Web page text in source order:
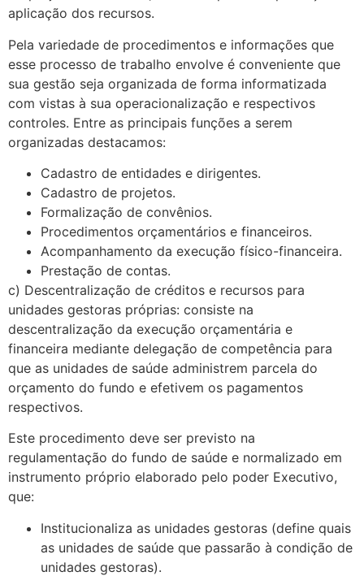
aplicação dos recursos.
Pela variedade de procedimentos e informações que
esse processo de trabalho envolve é conveniente que
sua gestão seja organizada de forma informatizada
com vistas à sua operacionalização e respectivos
controles. Entre as principais funções a serem
organizadas destacamos:
Cadastro de entidades e dirigentes.
Cadastro de projetos.
Formalização de convênios.
Procedimentos orçamentários e financeiros.
Acompanhamento da execução físico-financeira.
Prestação de contas.
c) Descentralização de créditos e recursos para
unidades gestoras próprias: consiste na
descentralização da execução orçamentária e
financeira mediante delegação de competência para
que as unidades de saúde administrem parcela do
orçamento do fundo e efetivem os pagamentos
respectivos.
Este procedimento deve ser previsto na
regulamentação do fundo de saúde e normalizado em
instrumento próprio elaborado pelo poder Executivo,
que:
Institucionaliza as unidades gestoras (define quais
as unidades de saúde que passarão à condição de
unidades gestoras).